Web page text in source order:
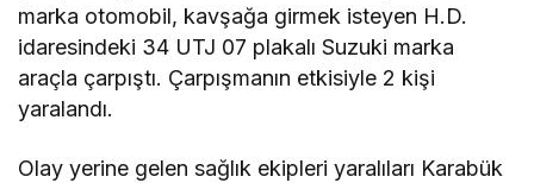
marka otomobil, kavşağa girmek isteyen H.D.
idaresindeki 34 UTJ 07 plakalı Suzuki marka
araçla çarpıştı. Çarpışmanın etkisiyle 2 kişi
yaralandı.
Olay yerine gelen sağlık ekipleri yaralıları Karabük